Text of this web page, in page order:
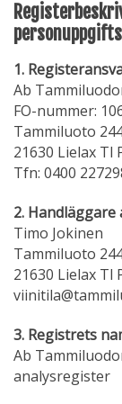
1.
Ab
FO-nummer:
Tammiluoto
21630 Lielax Tl
Tfn: 0400
2.
Timo Jokinen
Tammiluoto
21630 Lielax Tl
3. Registrets
Ab
analysregister